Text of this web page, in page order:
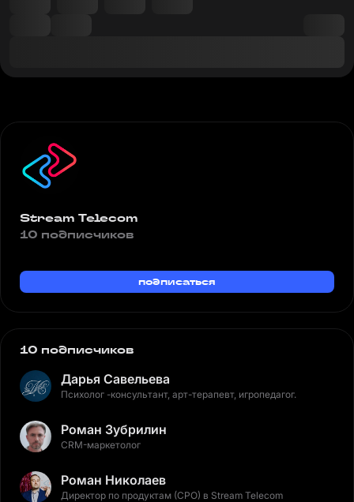
Stream Telecom
10 подписчиков
подписаться
10 подписчиков
Дарья Савельева
Психолог -консультант, арт-терапевт, игропедагог.
Роман Зубрилин
CRM-маркетолог
Роман Николаев
Директор по продуктам (CPO) в Stream Telecom